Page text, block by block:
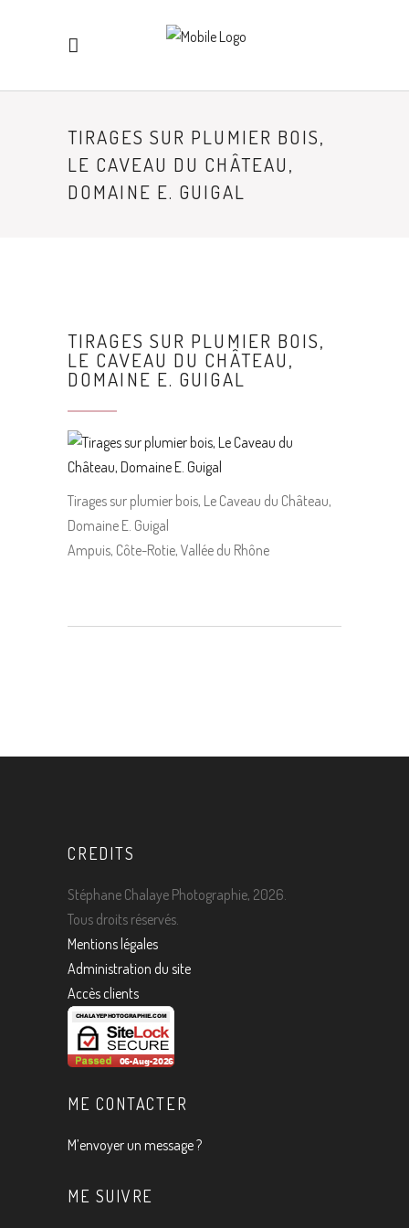
TIRAGES SUR PLUMIER BOIS,
LE CAVEAU DU CHÂTEAU,
DOMAINE E. GUIGAL
TIRAGES SUR PLUMIER BOIS,
LE CAVEAU DU CHÂTEAU,
DOMAINE E. GUIGAL
Tirages sur plumier bois, Le Caveau du Château,
Domaine E. Guigal
Ampuis, Côte-Rotie, Vallée du Rhône
CREDITS
Stéphane Chalaye Photographie, 2026.
Tous droits réservés.
Mentions légales
Administration du site
Accès clients
ME CONTACTER
M’envoyer un message ?
ME SUIVRE